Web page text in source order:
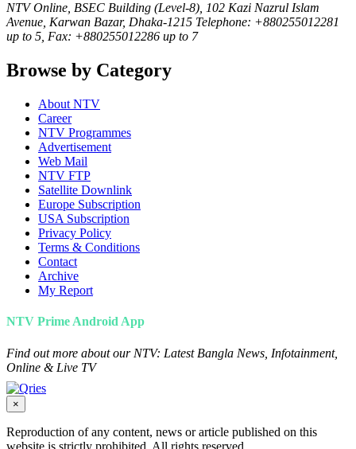
NTV Online, BSEC Building (Level-8), 102 Kazi Nazrul Islam
Avenue, Karwan Bazar, Dhaka-1215 Telephone: +880255012281
up to 5, Fax: +880255012286 up to 7
Browse by Category
About NTV
Career
NTV Programmes
Advertisement
Web Mail
NTV FTP
Satellite Downlink
Europe Subscription
USA Subscription
Privacy Policy
Terms & Conditions
Contact
Archive
My Report
NTV Prime Android App
Find out more about our NTV: Latest Bangla News, Infotainment,
Online & Live TV
×
Reproduction of any content, news or article published on this
website is strictly prohibited. All rights reserved